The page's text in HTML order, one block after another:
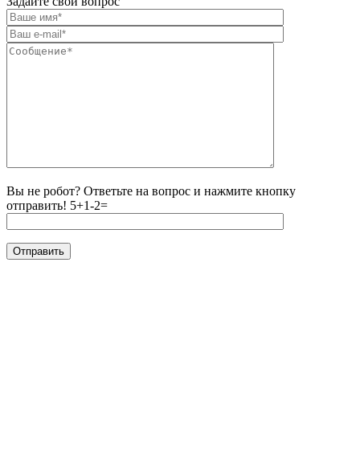
Вы не робот? Ответьте на вопрос и нажмите кнопку
отправить! 5+1-2=